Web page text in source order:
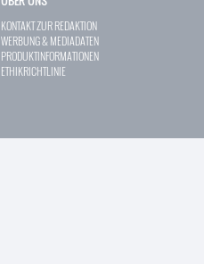
KONTAKT ZUR REDAKTION
WERBUNG & MEDIADATEN
PRODUKTINFORMATIONEN
ETHIKRICHTLINIE